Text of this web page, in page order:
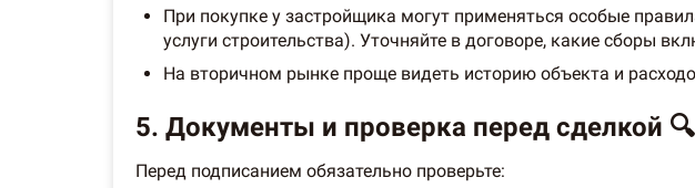
При покупке у застройщика могут применяться особые
услуги строительства). Уточняйте в договоре, какие сборы
На вторичном рынке проще видеть историю объекта и
5. Документы и проверка перед сделкой 🔍
Перед подписанием обязательно проверьте: